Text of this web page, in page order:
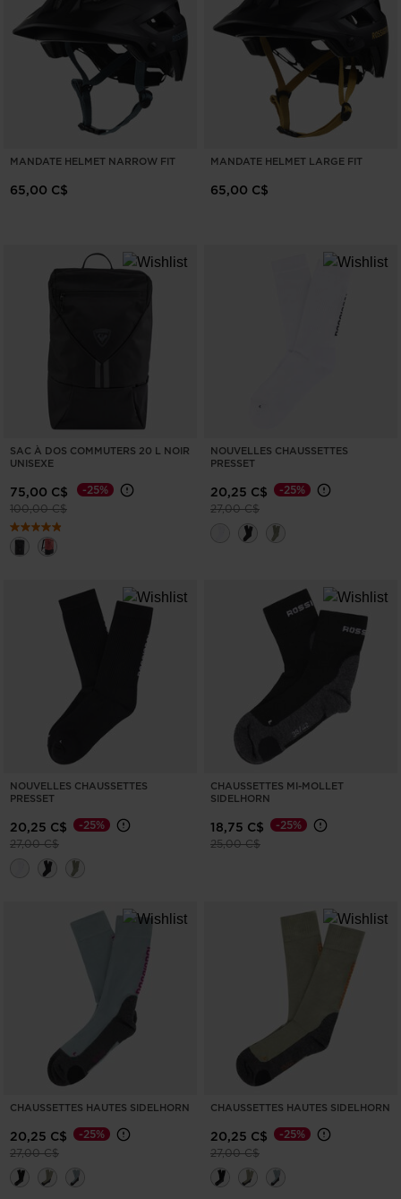
APPLIQUER
MANDATE HELMET NARROW FIT
65,00 C$
MANDATE HELMET LARGE FIT
65,00 C$
SAC À DOS COMMUTERS 20 L NOIR
UNISEXE
75,00 C$
Prix réduit de
100,00 C$à
-25%
NOUVELLES CHAUSSETTES
PRESSET
20,25 C$
Prix réduit de
27,00 C$à
-25%
NOUVELLES CHAUSSETTES
PRESSET
20,25 C$
Prix réduit de
27,00 C$à
-25%
CHAUSSETTES MI-MOLLET
SIDELHORN
18,75 C$
Prix réduit de
25,00 C$à
-25%
CHAUSSETTES HAUTES SIDELHORN
20,25 C$
Prix réduit de
27,00 C$à
-25%
CHAUSSETTES HAUTES SIDELHORN
20,25 C$
Prix réduit de
27,00 C$à
-25%